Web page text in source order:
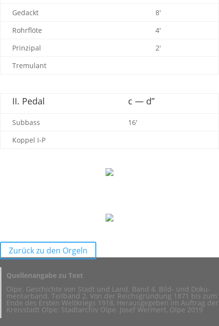
Gedackt
8′
Rohr­flöte
4′
Prin­zipal
2′
Tremu­lant
II. Pedal c — d”
Subbass
16′
Koppel I‑P
Zurück zu den Orgeln
Quel­len­an­gabe zu Text
Olpe. Geschichte von Stadt und Land. Band 4. Bild- und Doku­
men­tar­band. Teil­band 2. Von der Reichs­grün­dung 1871 bis zum
Ende des Ersten Welt­kriegs 1918, Heraus­ge­geben im Auftrag der
Kreis­stadt Olpe: Stadt­ar­chiv Olpe. Josef Wermert, Olpe 2019